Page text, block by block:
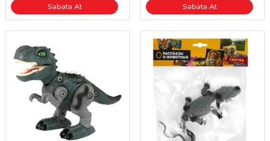
Səbətə At Səbətə At